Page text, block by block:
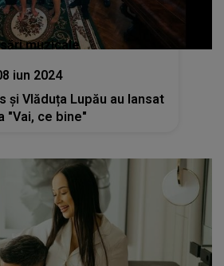
muzicale
iun 2024
și Vlăduța Lupău au lansat
"Vai, ce bine"